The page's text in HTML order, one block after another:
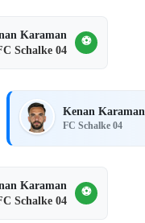
Karaman
Schalke 04
⚽
Kenan Karaman
FC Schalke 04
Karaman
Schalke 04
⚽